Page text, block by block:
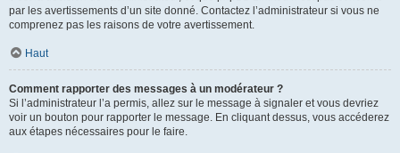
par les avertissements d’un site donné. Contactez l’administrateur si vous ne
comprenez pas les raisons de votre avertissement.
Haut
Comment rapporter des messages à un modérateur ?
Si l’administrateur l’a permis, allez sur le message à signaler et vous devriez
voir un bouton pour rapporter le message. En cliquant dessus, vous accéderez
aux étapes nécessaires pour le faire.